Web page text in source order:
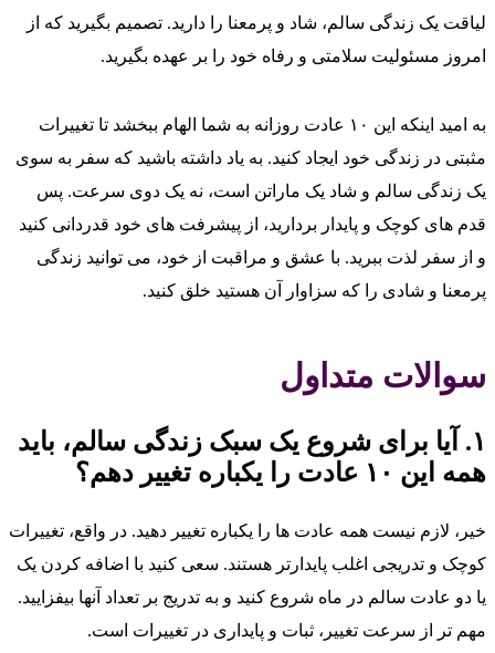
لیاقت یک زندگی سالم، شاد و پرمعنا را دارید. تصمیم بگیرید که از
امروز مسئولیت سلامتی و رفاه خود را بر عهده بگیرید.
به امید اینکه این ۱۰ عادت روزانه به شما الهام ببخشد تا تغییرات
مثبتی در زندگی خود ایجاد کنید. به یاد داشته باشید که سفر به سوی
یک زندگی سالم و شاد یک ماراتن است، نه یک دوی سرعت. پس
قدم‌ های کوچک و پایدار بردارید، از پیشرفت‌ های خود قدردانی کنید
و از سفر لذت ببرید. با عشق و مراقبت از خود، می‌ توانید زندگی
پرمعنا و شادی را که سزاوار آن هستید خلق کنید.
سوالات متداول
۱. آیا برای شروع یک سبک زندگی سالم، باید
همه این ۱۰ عادت را یکباره تغییر دهم؟
خیر، لازم نیست همه عادت‌ ها را یکباره تغییر دهید. در واقع، تغییرات
کوچک و تدریجی اغلب پایدارتر هستند. سعی کنید با اضافه کردن یک
یا دو عادت سالم در ماه شروع کنید و به تدریج بر تعداد آنها بیفزایید.
مهم‌ تر از سرعت تغییر، ثبات و پایداری در تغییرات است.